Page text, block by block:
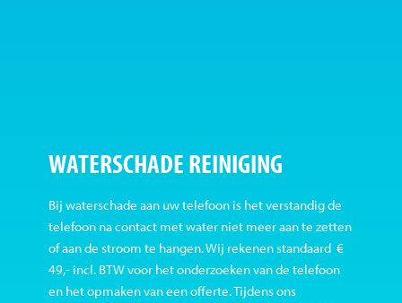
WATERSCHADE REINIGING
Bij waterschade aan uw telefoon is het verstandig de
telefoon na contact met water niet meer aan te zetten
of aan de stroom te hangen. Wij rekenen standaard €
49,- incl. BTW voor het onderzoeken van de telefoon
en het opmaken van een offerte. Tijdens ons